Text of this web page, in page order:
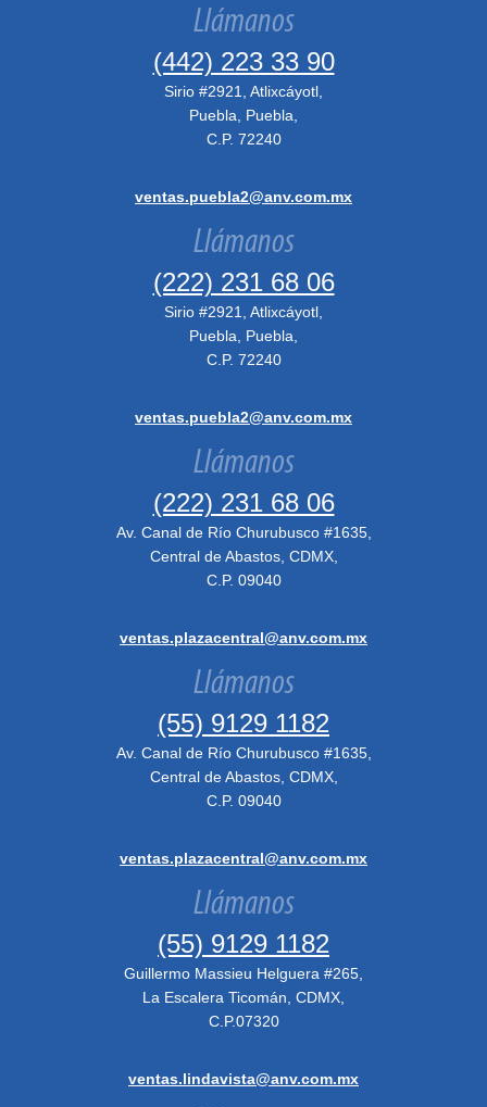
Llámanos
(442) 223 33 90
Sirio #2921, Atlixcáyotl,
Puebla, Puebla,
C.P. 72240
ventas.puebla2@anv.com.mx
Llámanos
(222) 231 68 06
Sirio #2921, Atlixcáyotl,
Puebla, Puebla,
C.P. 72240
ventas.puebla2@anv.com.mx
Llámanos
(222) 231 68 06
Av. Canal de Río Churubusco #1635,
Central de Abastos, CDMX,
C.P. 09040
ventas.plazacentral@anv.com.mx
Llámanos
(55) 9129 1182
Av. Canal de Río Churubusco #1635,
Central de Abastos, CDMX,
C.P. 09040
ventas.plazacentral@anv.com.mx
Llámanos
(55) 9129 1182
Guillermo Massieu Helguera #265,
La Escalera Ticomán, CDMX,
C.P.07320
ventas.lindavista@anv.com.mx